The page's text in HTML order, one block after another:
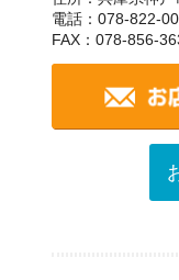
電話：078-822-
FAX：078-856-